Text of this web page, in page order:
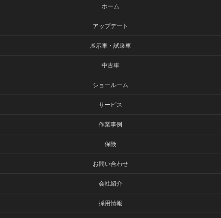
ホーム
アップデート
展示車・試乗車
中古車
ショールーム
サービス
作業事例
保険
お問い合わせ
会社紹介
採用情報